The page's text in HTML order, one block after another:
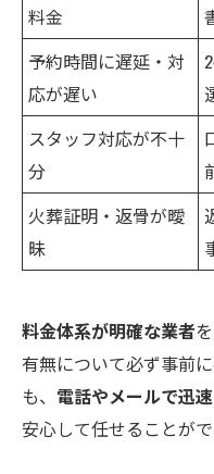
料金
予約時間に遅延・対
応が遅い
スタッフ対応が不十
分
火葬証明・返骨が曖
昧
料金体系が明確な業者
有無について必ず事前
も、 電話やメールで迅
安心して任せることがで